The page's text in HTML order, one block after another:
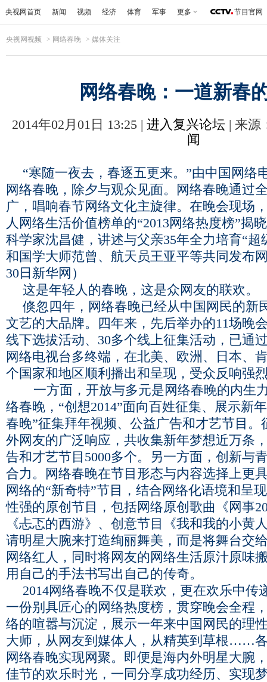
央视网首页 新闻 视频 经济 体育 军事 更多 节目官网
央视网视频 > 网络春晚 > 媒体关注
网络春晚：一道新春
2014年02月01日 13:25 | 进入复兴论坛| 来源
闻
“寒随一夜去，春逐五更来。”由中国网络
网络春晚，除夕与观众见面。网络春晚通过
广，唱响春节网络文化主旋律。在晚会现场
人网络生活价值榜单的“2013网络热度榜”揭
科学家沈昌健，讲述与父亲35年全力培育“超
和国学大师范曾、航天员王亚平等共同发布
30日新华网）
这是年轻人的春晚，这是众网友的联欢。
倏忽四年，网络春晚已经从中国网民的新
文艺的大品牌。四年来，先后举办的11场晚
线下选拔活动、30多个线上征集活动，已通
网络电视台多终端，在北美、欧洲、日本、
个国家和地区顺利播出和呈现，受众反响强
一方面，开放与多元是网络春晚的内生
络春晚，“创想2014”面向百姓征集、展示新
春晚”征集拜年视频、公益广告和才艺节目。
外网友的广泛响应，共收集新年梦想近万条
告和才艺节目5000多个。另一方面，创新与
合力。网络春晚在节目形态与内容选择上更
网络的“新奇特”节目，结合网络化语境和呈
性强的原创节目，包括网络原创歌曲《网事
《忐忑的西游》、创意节目《我和我的小黄
请明星大腕来打造绚丽舞美，而是将舞台交
网络红人，同时将网友的网络生活原汁原味
用自己的手法书写出自己的传奇。
2014网络春晚不仅是联欢，更在欢乐中传
一份别具匠心的网络热度榜，贯穿晚会全程
络的喧嚣与沉淀，展示一年来中国网民的理
大师，从网友到媒体人，从精英到草根……
网络春晚实现网聚。即便是海内外明星大腕
佳节的欢乐时光，一同分享成功经历、实现